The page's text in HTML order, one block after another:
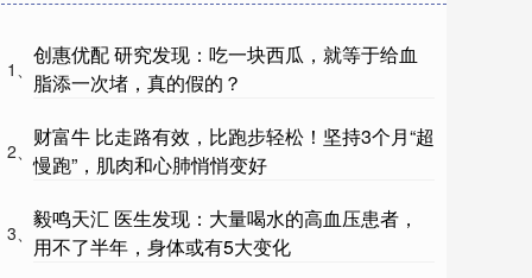
1、
创惠优配 研究发现：吃一块西瓜，就等于给血
脂添一次堵，真的假的？
2、
财富牛 比走路有效，比跑步轻松！坚持3个月“超
慢跑”，肌肉和心肺悄悄变好
3、
毅鸣天汇 医生发现：大量喝水的高血压患者，
用不了半年，身体或有5大变化